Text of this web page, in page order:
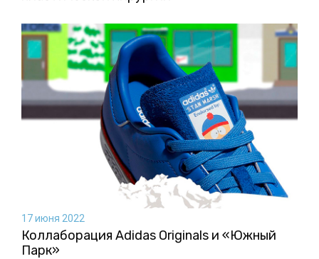
17 июня 2022
Коллаборация Аdidas Originals и «Южный
Парк»